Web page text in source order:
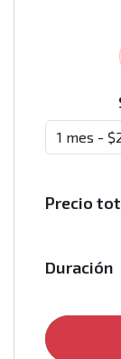
Precio
Duración